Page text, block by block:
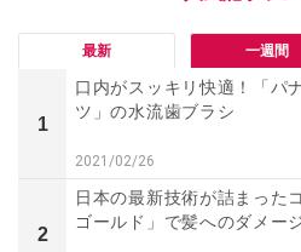
最新 一週間
1
口内がスッキリ快適！「パ
ツ」の水流歯ブラシ
2021/02/26
2
日本の最新技術が詰まった
ゴールド」で髪へのダメー